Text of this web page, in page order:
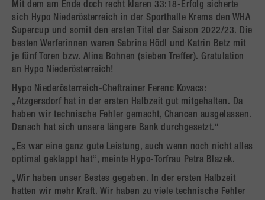
Mit dem am Ende doch recht klaren 33:18-Erfolg sicherte
sich Hypo Niederösterreich in der Sporthalle Krems den WHA
Supercup und somit den ersten Titel der Saison 2022/23. Die
besten Werferinnen waren Sabrina Hödl und Katrin Betz mit
je fünf Toren bzw. Alina Bohnen (sieben Treffer). Gratulation
an Hypo Niederösterreich!
Hypo Niederösterreich-Cheftrainer Ferenc Kovacs:
„Atzgersdorf hat in der ersten Halbzeit gut mitgehalten. Da
haben wir technische Fehler gemacht, Chancen ausgelassen.
Danach hat sich unsere längere Bank durchgesetzt.“
„Es war eine ganz gute Leistung, auch wenn noch nicht alles
optimal geklappt hat“, meinte Hypo-Torfrau Petra Blazek.
„Wir haben unser Bestes gegeben. In der ersten Halbzeit
hatten wir mehr Kraft. Wir haben zu viele technische Fehler